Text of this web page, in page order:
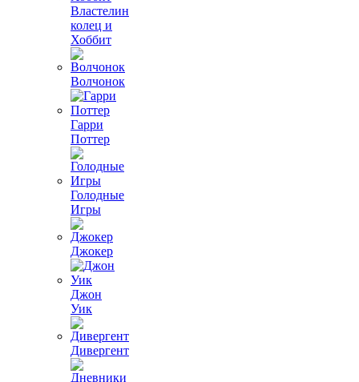
Властелин
колец и
Хоббит
Волчонок
Гарри
Поттер
Голодные
Игры
Джокер
Джон
Уик
Дивергент